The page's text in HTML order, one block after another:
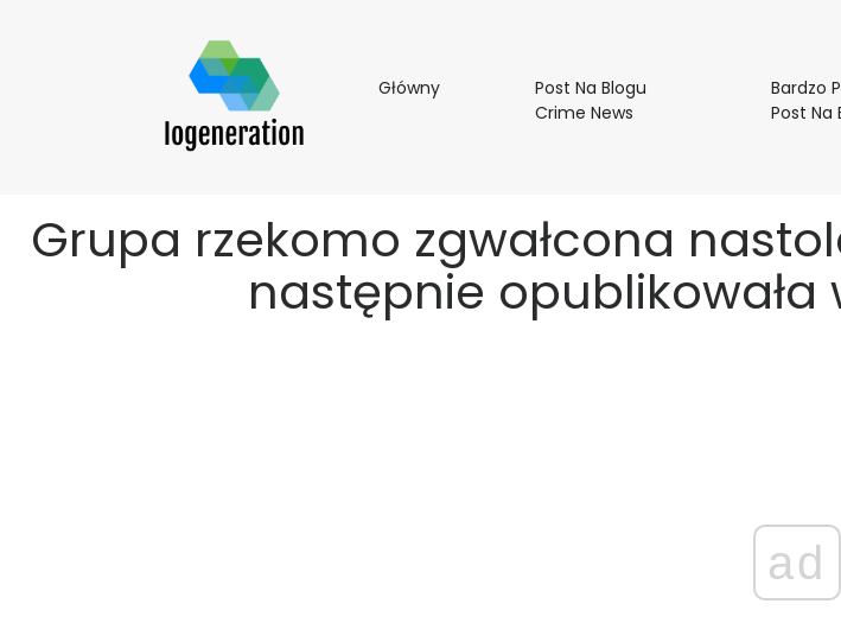
GłównyGłówny
Post Na Blogu
Crime NewsPost
Bardzo
Post Na
Grupa rzekomo zgwałcona
następnie
ad